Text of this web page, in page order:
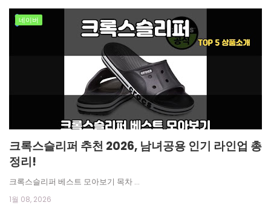
네이버
크록스슬리퍼 추천 2026, 남녀공용 인기 라인업 총
정리!
크록스슬리퍼 베스트 모아보기 목차 …
1월 08, 2026